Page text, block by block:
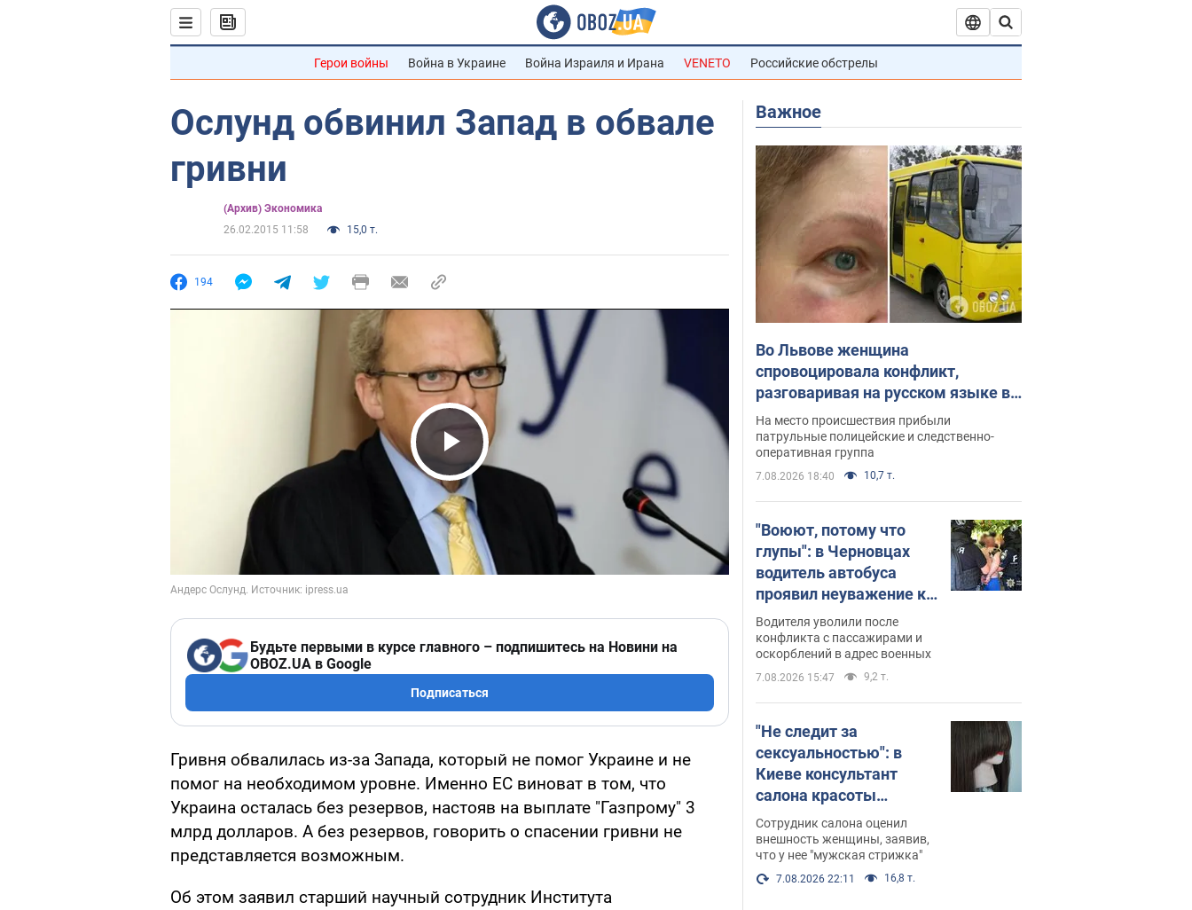
Герои войны Война в Украине Война Израиля и Ирана VENETO Российские обстрелы
Ослунд обвинил Запад в обвале
гривни
(Архив) Экономика
26.02.2015 11:58
15,0 т.
194
Play Video
Будьте первыми в курсе главного – подпишитесь на Новини на
OBOZ.UA в Google
Подписаться
Гривня обвалилась из-за Запада, который не помог Украине и не
помог на необходимом уровне. Именно ЕС виноват в том, что
Украина осталась без резервов, настояв на выплате "Газпрому" 3
млрд долларов. А без резервов, говорить о спасении гривни не
представляется возможным.
Об этом заявил старший научный сотрудник Института
Важное
Во Львове женщина
спровоцировала конфликт,
разговаривая на русском языке в
маршрутке: полиция составила
административный протокол.
Видео
На место происшествия прибыли
патрульные полицейские и следственно-
оперативная группа
7.08.2026 18:40 10,7 т.
"Воюют, потому что
глупы": в Черновцах
водитель автобуса
проявил неуважение к
украинским военным и
поплатился за это.
Видео
Водителя уволили после
конфликта с пассажирами и
оскорблений в адрес военных
7.08.2026 15:47 9,2 т.
"Не следит за
сексуальностью": в
Киеве консультант
салона красоты
оскорбил женщину
после химиотерапии,
разгорелся скандал.
Фото
Сотрудник салона оценил
внешность женщины, заявив,
что у нее "мужская стрижка"
7.08.2026 22:11 16,8 т.